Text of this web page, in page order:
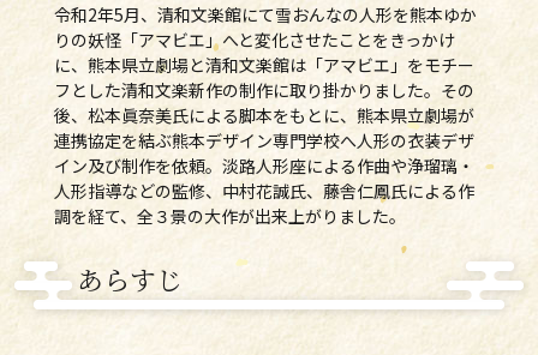
令和2年5月、清和文楽館にて雪おんなの人形を熊本ゆか
りの妖怪「アマビエ」へと変化させたことをきっかけ
に、熊本県立劇場と清和文楽館は「アマビエ」をモチー
フとした清和文楽新作の制作に取り掛かりました。その
後、松本眞奈美氏による脚本をもとに、熊本県立劇場が
連携協定を結ぶ熊本デザイン専門学校へ人形の衣装デザ
イン及び制作を依頼。淡路人形座による作曲や浄瑠璃・
人形指導などの監修、中村花誠氏、藤舎仁鳳氏による作
調を経て、全３景の大作が出来上がりました。
あらすじ